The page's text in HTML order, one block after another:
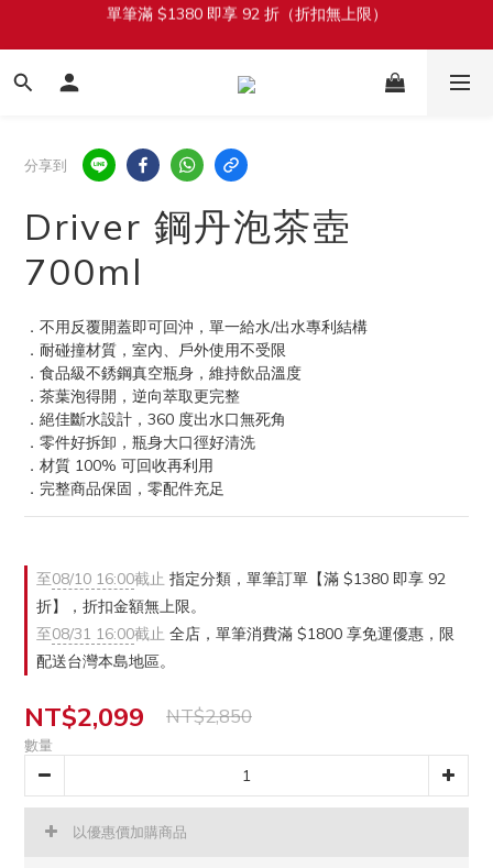
加入會員立即送 $100 購物金
加入會員立即送 $100 購物金
分享到
Driver 鋼丹泡茶壺
700ml
．不用反覆開蓋即可回沖，單一給水/出水專利結構
．耐碰撞材質，室內、戶外使用不受限
．食品級不銹鋼真空瓶身，維持飲品溫度
．茶葉泡得開，逆向萃取更完整
．絕佳斷水設計，360 度出水口無死角
．零件好拆卸，瓶身大口徑好清洗
．材質 100% 可回收再利用
．完整商品保固，零配件充足
至08/10 16:00截止 指定分類，單筆訂單【滿 $1380 即享 92
折】，折扣金額無上限。
至08/31 16:00截止 全店，單筆消費滿 $1800 享免運優惠，限
配送台灣本島地區。
NT$2,099 NT$2,850
數量
以優惠價加購商品